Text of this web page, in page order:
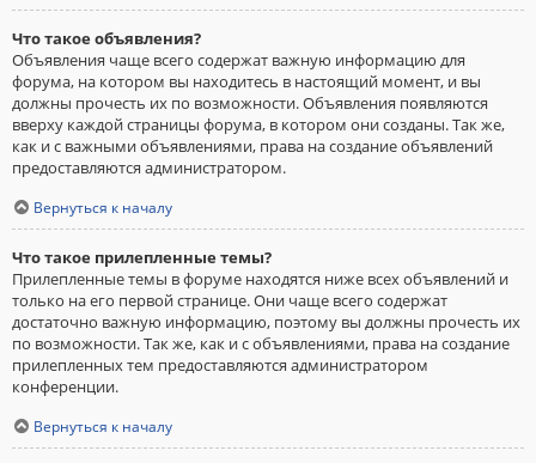
Что такое объявления?
Объявления чаще всего содержат важную информацию для
форума, на котором вы находитесь в настоящий момент, и вы
должны прочесть их по возможности. Объявления появляются
вверху каждой страницы форума, в котором они созданы. Так же,
как и с важными объявлениями, права на создание объявлений
предоставляются администратором.
Вернуться к началу
Что такое прилепленные темы?
Прилепленные темы в форуме находятся ниже всех объявлений и
только на его первой странице. Они чаще всего содержат
достаточно важную информацию, поэтому вы должны прочесть их
по возможности. Так же, как и с объявлениями, права на создание
прилепленных тем предоставляются администратором
конференции.
Вернуться к началу